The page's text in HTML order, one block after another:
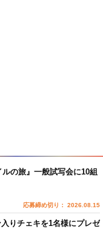
ルの旅』一般試写会に10組
応募締め切り： 2026.08.15
りチェキを1名様にプレゼ